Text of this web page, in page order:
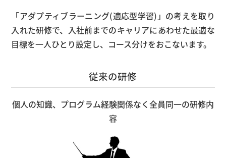
「アダプティブラーニング(適応型学習)」の考えを取り
入れた研修で、入社前までのキャリアにあわせた最適な
目標を一人ひとり設定し、コース分けをおこないます。
従来の研修
個人の知識、プログラム経験関係なく全員同一の研修内
容